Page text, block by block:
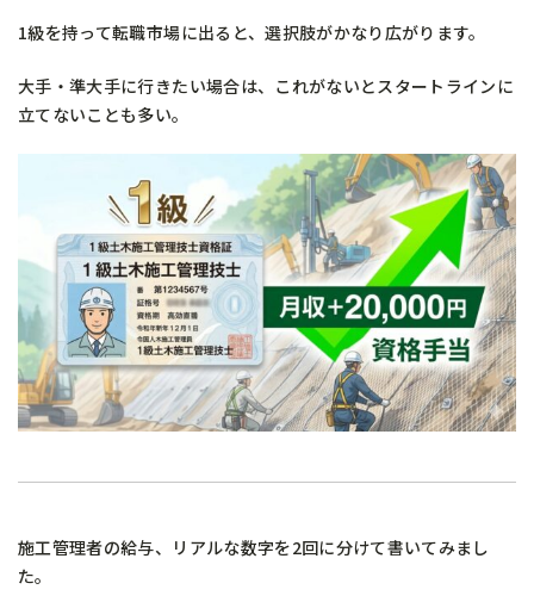
1級を持って転職市場に出ると、選択肢がかなり広がります。
大手・準大手に行きたい場合は、これがないとスタートラインに
立てないことも多い。
施工管理者の給与、リアルな数字を2回に分けて書いてみまし
た。